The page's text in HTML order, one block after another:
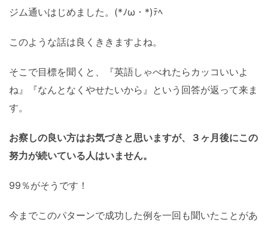
ジム通いはじめました。(*ﾉω・*)ﾃﾍ
このような話は良くききますよね。
そこで目標を聞くと、『英語しゃべれたらカッコいいよ
ね』『なんとなくやせたいから』という回答が返って来ま
す。
お察しの良い方はお気づきと思いますが、３ヶ月後にこの
努力が続いている人はいません。
99％がそうです！
今までこのパターンで成功した例を一回も聞いたことがあ